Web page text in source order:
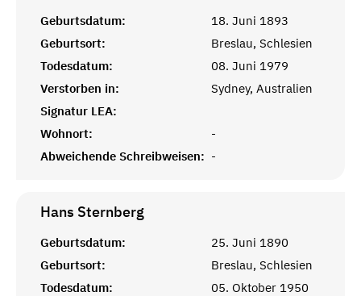
Geburtsdatum:
18. Juni 1893
Geburtsort:
Breslau, Schlesien
Todesdatum:
08. Juni 1979
Verstorben in:
Sydney, Australien
Signatur LEA:
Wohnort:
-
Abweichende Schreibweisen: -
Hans Sternberg
Geburtsdatum:
25. Juni 1890
Geburtsort:
Breslau, Schlesien
Todesdatum:
05. Oktober 1950